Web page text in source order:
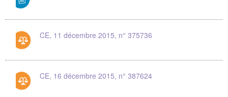
CE, 11 décembre 2015, n° 375736
CE, 16 décembre 2015, n° 387624